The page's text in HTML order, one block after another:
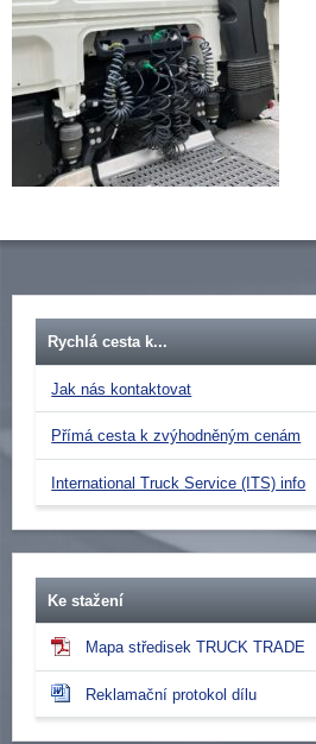
Rychlá cesta k...
Jak nás kontaktovat
Přímá cesta k zvýhodněným cenám
International Truck Service (ITS) info
Ke stažení
Mapa středisek TRUCK TRADE
Reklamační protokol dílu